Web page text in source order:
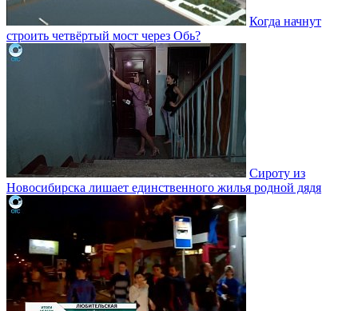
Когда начнут
строить четвёртый мост через Обь?
Сироту из
Новосибирска лишает единственного жилья родной дядя